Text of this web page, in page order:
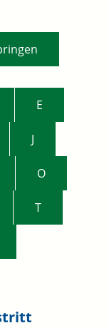
E
J
O
T